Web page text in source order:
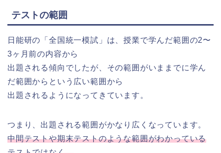
テストの範囲
日能研の「全国統一模試」は、授業で学んだ範囲の2〜
3ヶ月前の内容から
出題される傾向でしたが、その範囲がいままでに学ん
だ範囲からという広い範囲から
出題されるようになってきています。
つまり、出題される範囲がかなり広くなっています。
中間テストや期末テストのような範囲がわかっている